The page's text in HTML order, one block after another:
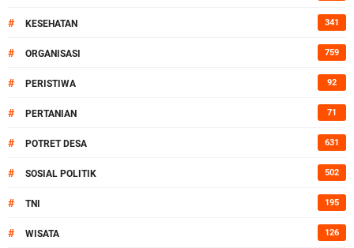
# KESEHATAN 341
# ORGANISASI 759
# PERISTIWA 92
# PERTANIAN 71
# POTRET DESA 631
# SOSIAL POLITIK 502
# TNI 195
# WISATA 126